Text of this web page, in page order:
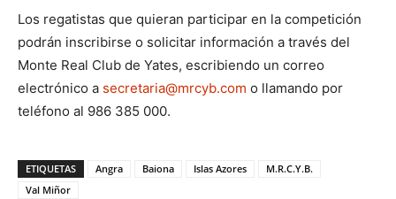
Los regatistas que quieran participar en la competición
podrán inscribirse o solicitar información a través del
Monte Real Club de Yates, escribiendo un correo
electrónico a secretaria@mrcyb.com o llamando por
teléfono al 986 385 000.
ETIQUETAS Angra Baiona Islas Azores
M.R.C.Y.B.
Val Miñor